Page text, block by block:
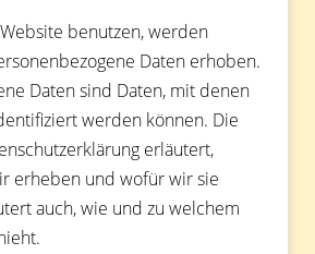
benutzen, werden
Daten erhoben.
Daten sind Daten, mit denen
werden können. Die
erläutert,
erheben und wofür wir sie
auch, wie und zu welchem